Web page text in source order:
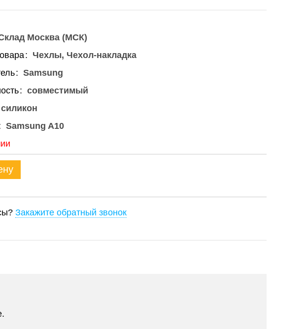
Москва (МСК)
Чехлы, Чехол-накладка
Samsung
совместимый
силикон
Samsung A10
Закажите обратный звонок